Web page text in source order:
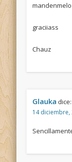
graciiass
Chauz
Glauka dice:
14 diciembre,